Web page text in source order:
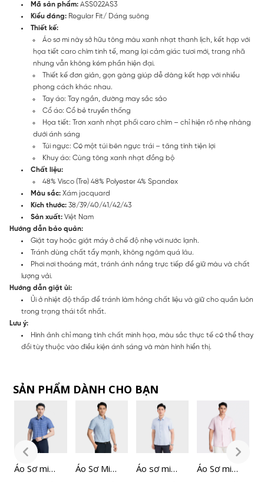
Mã sản phẩm: ASS022AS3
Kiểu dáng: Regular Fit/ Dáng suông
Thiết kế:
Áo sơ mi này sở hữu tông màu xanh nhạt thanh lịch, kết hợp với
họa tiết caro chìm tinh tế, mang lại cảm giác tươi mới, trang nhã
nhưng vẫn không kém phần hiện đại.
Thiết kế đơn giản, gọn gàng giúp dễ dàng kết hợp với nhiều
phong cách khác nhau.
Tay áo: Tay ngắn, đường may sắc sảo
Cổ áo: Cổ bẻ truyền thống
Họa tiết: Trơn xanh nhạt phối caro chìm – chỉ hiện rõ nhẹ nhàng
dưới ánh sáng
Túi ngực: Có một túi bên ngực trái – tăng tính tiện lợi
Khuy áo: Cùng tông xanh nhạt đồng bộ
Chất liệu:
48% Visco (Tre) 48% Polyester 4% Spandex
Màu sắc: Xám jacquard
Kích thước: 38/39/40/41/42/43
Sản xuất: Việt Nam
Hướng dẫn bảo quản:
Giặt tay hoặc giặt máy ở chế độ nhẹ với nước lạnh.
Tránh dùng chất tẩy mạnh, không ngâm quá lâu.
Phơi nơi thoáng mát, tránh ánh nắng trực tiếp để giữ màu và chất
lượng vải.
Hướng dẫn giặt ủi:
Ủi ở nhiệt độ thấp để tránh làm hỏng chất liệu và giữ cho quần luôn
trong trạng thái tốt nhất.
Lưu ý:
Hình ảnh chỉ mang tính chất minh họa, màu sắc thực tế có thể thay
đổi tùy thuộc vào điều kiện ánh sáng và màn hình hiển thị.
SẢN PHẨM DÀNH CHO BẠN
Áo Sơ mi
Áo Sơ Mi
Áo sơ mi
Áo Sơ mi